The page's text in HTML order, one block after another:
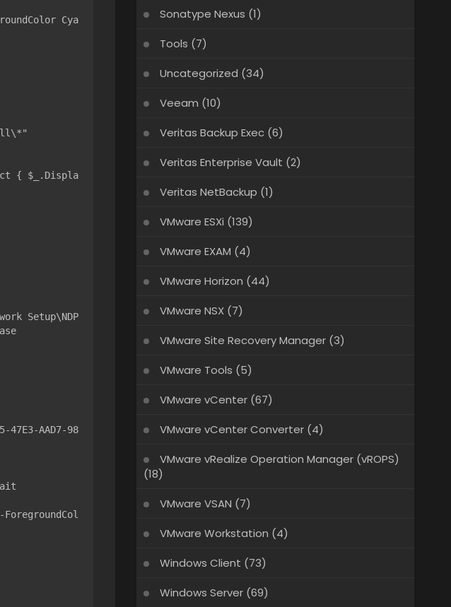
Cya
Sonatype Nexus (1)
Tools (7)
Uncategorized (34)
Veeam (10)
Veritas Backup Exec(6)
Veritas Enterprise Vault (2)
Veritas NetBackup (1)
VMware ESXi (139)
VMware EXAM (4)
VMware Horizon (44)
VMware NSX(7)
VMware Site Recovery Manager(3)
VMware Tools (5)
VMware vCenter(67)
VMware vCenter Converter(4)
VMware vRealize Operation Manager (vROPS)
(18)
VMware VSAN (7)
VMware Workstation (4)
Windows Client (73)
Windows Server(69)